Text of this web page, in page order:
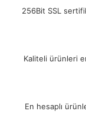
256Bit SSL
Kaliteli ürünleri
En hesaplı